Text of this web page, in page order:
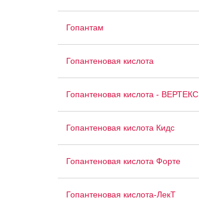
Гопантам
Гопантеновая кислота
Гопантеновая кислота - ВЕРТЕКС
Гопантеновая кислота Кидс
Гопантеновая кислота Форте
Гопантеновая кислота-ЛекТ